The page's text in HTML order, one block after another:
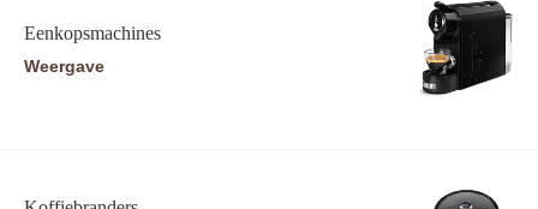
Eenkopsmachines
Weergave